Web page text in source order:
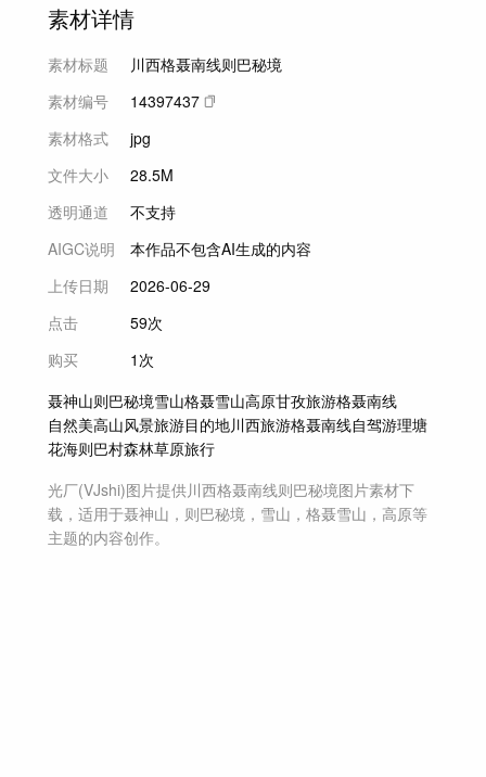
素材详情
素材标题
川西格聂南线则巴秘境
素材编号
14397437
素材格式
jpg
文件大小
28.5M
透明通道
不支持
AIGC说明
本作品不包含AI生成的内容
上传日期
2026-06-29
点击
59次
购买
1次
聂神山则巴秘境雪山格聂雪山高原甘孜旅游格聂南线
自然美高山风景旅游目的地川西旅游格聂南线自驾游理塘
花海则巴村森林草原旅行
光厂(VJshi)图片提供川西格聂南线则巴秘境图片素材下
载，适用于聂神山，则巴秘境，雪山，格聂雪山，高原等
主题的内容创作。